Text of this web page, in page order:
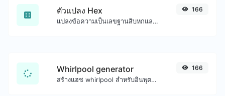
ตัวแปลง Hex
แปลงข้อความเป็นเลขฐานสิบหกและอีกทางหนึ่งสำหรับอินพุตสตริงใดๆ
166
Whirlpool generator
สร้างแฮช whirlpool สำหรับอินพุตสตริงใดๆ
166